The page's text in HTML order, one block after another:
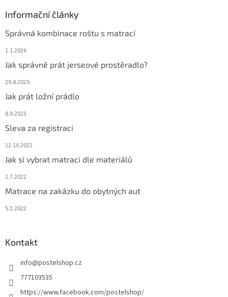
Informační články
Správná kombinace roštu s matrací
1.1.2026
Jak správně prát jerseové prostěradlo?
29.8.2025
Jak prát ložní prádlo
8.9.2023
Sleva za registraci
12.10.2022
Jak si vybrat matraci dle materiálů
1.7.2022
Matrace na zakázku do obytných aut
5.3.2022
Kontakt
info@postelshop.cz
777103535
https://www.facebook.com/postelshop/